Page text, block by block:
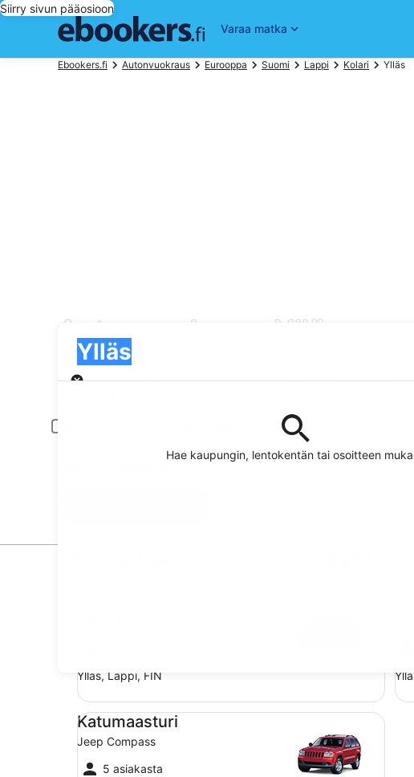
Siirry sivun pääosioon
Varaa matka
Ebookers.fi Autonvuokraus Eurooppa Suomi Lappi Kolari Ylläs
Autonvuokraus Ylläs
Hae kaupungin, lentokentän tai osoitteen
Ylläs
Nouto
Noutopäivä
Nuorilta tai seniorikuljettajilta voidaan vaatia lisämaksu.
Autovuokraamojen parhaat
Ylläs, Lappi, FIN
Katumaasturi
Jeep Compass
5 asiakasta
Katumaasturi Jeep Compass